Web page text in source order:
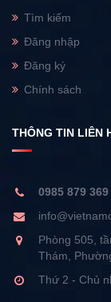
Tìm kiếm
Đăng nhập
Đăng ký
Chính sách
THÔNG TIN LIÊN
0985 879 369
Phòng 505,
Thám,
Thứ 2 - Chủ